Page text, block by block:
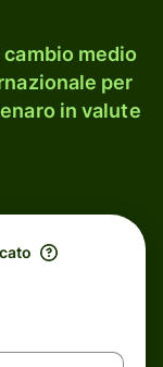
medio
per
in valute